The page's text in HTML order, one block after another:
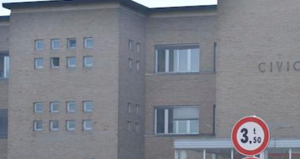
Altrecose